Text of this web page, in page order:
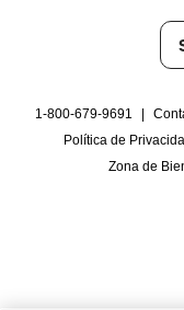
1-800-679-9691
Política de
Zona de